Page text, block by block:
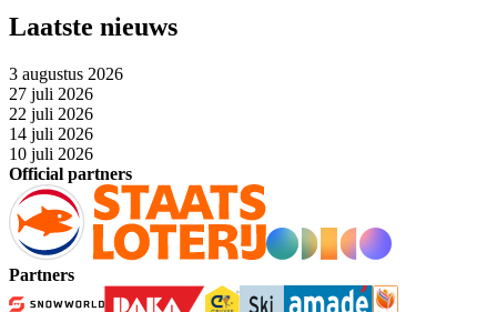
Laatste nieuws
3 augustus 2026
27 juli 2026
22 juli 2026
14 juli 2026
10 juli 2026
Official partners
Partners